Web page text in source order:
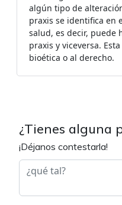
algún tipo de
praxis se identifica en
salud, es decir, puede
praxis y viceversa.
bioética o al derecho.
¿Tienes alguna
¡Déjanos contestarla!